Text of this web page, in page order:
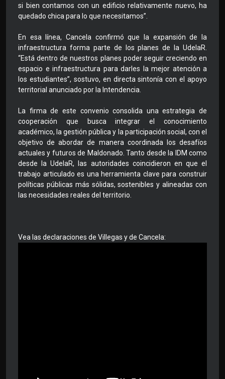
si bien contamos con un edificio relativamente nuevo, ha
quedado chica para lo que necesitamos”.
En esa línea, Cancela confirmó que la expansión de la
infraestructura forma parte de los planes de la UdelaR.
“Está dentro de nuestros planes poder seguir creciendo en
espacio e infraestructura para darles la mejor atención a
los estudiantes”, sostuvo, en directa sintonía con el apoyo
territorial anunciado por la Intendencia.
La firma de este convenio consolida una estrategia de
cooperación que busca integrar el conocimiento
académico, la gestión pública y la participación social, con el
objetivo de abordar de manera coordinada los desafíos
actuales y futuros de Maldonado. Tanto desde la IDM como
desde la UdelaR, las autoridades coincidieron en que el
trabajo articulado es una herramienta clave para construir
políticas públicas más sólidas, sostenibles y alineadas con
las necesidades reales del territorio.
Vea las declaraciones de Villegas y de Cancela: